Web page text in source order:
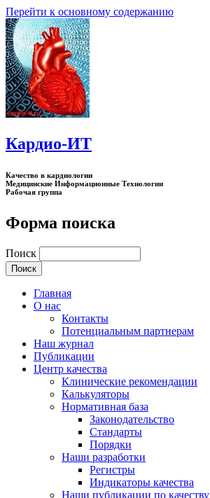
Перейти к основному содержанию
Кардио-ИТ
Качество в кардиологии
Медицинские Информационные Технологии
Рабочая группа
Форма поиска
Поиск
Главная
О нас
Контакты
Потенциальным партнерам
Наш журнал
Публикации
Центр качества
Клинические рекомендации
Калькуляторы
Нормативная база
Законодательство
Стандарты
Порядки
Наши разработки
Регистры
Индикаторы качества
Наши публикации по качеству